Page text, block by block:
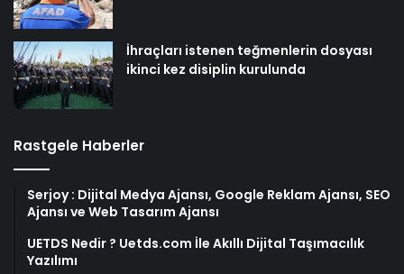
İhraçları istenen teğmenlerin dosyası
ikinci kez disiplin kurulunda
Rastgele Haberler
Serjoy : Dijital Medya Ajansı, Google Reklam Ajansı, SEO
Ajansı ve Web Tasarım Ajansı
UETDS Nedir ? Uetds.com İle Akıllı Dijital Taşımacılık
Yazılımı